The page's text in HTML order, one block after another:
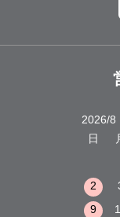
2026/8
日
2
9